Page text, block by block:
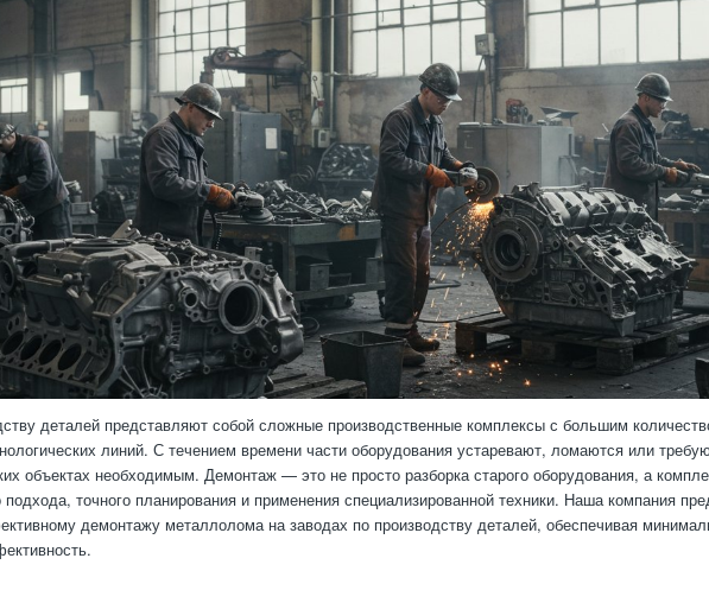
деталей представляют собой сложные производственные комплексы с большим
линий. С течением времени части оборудования устаревают, ломаются или
объектах необходимым. Демонтаж — это не просто разборка старого оборудования, а
точного планирования и применения специализированной техники. Наша компания
демонтажу металлолома на заводах по производству деталей, обеспечивая